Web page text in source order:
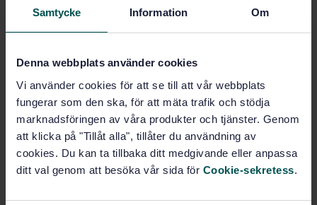
Samtycke Information Om
Denna webbplats använder cookies
Vi använder cookies för att se till att vår webbplats
fungerar som den ska, för att mäta trafik och stödja
marknadsföringen av våra produkter och tjänster. Genom
att klicka på "Tillåt alla", tillåter du användning av
cookies. Du kan ta tillbaka ditt medgivande eller anpassa
ditt val genom att besöka vår sida för Cookie-sekretess.
19300:2015, IDT)
Price:1 097 SEK
PDF
Add to cart
Show more
Product information